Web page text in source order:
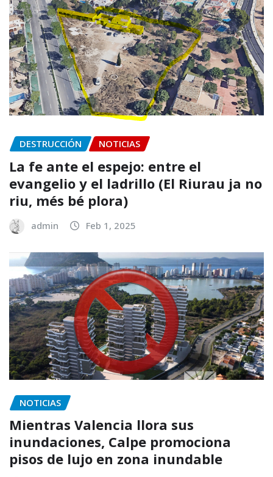
DESTRUCCIÓN NOTICIAS
La fe ante el espejo: entre el
evangelio y el ladrillo (El Riurau ja no
riu, més bé plora)
admin Feb 1, 2025
NOTICIAS
Mientras Valencia llora sus
inundaciones, Calpe promociona
pisos de lujo en zona inundable